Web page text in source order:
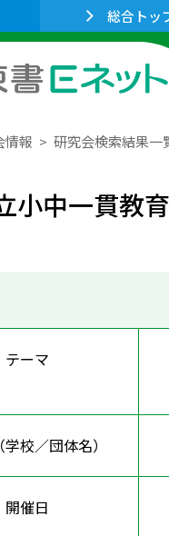
総合トッ
情報 研究会検索結果一
小中一貫教
テーマ
校／団体名）
開催日